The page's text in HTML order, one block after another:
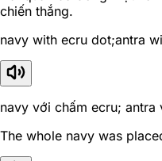
chiến thắng.
navy with ecru dot;antra
navy với chấm ecru;
The whole navy was